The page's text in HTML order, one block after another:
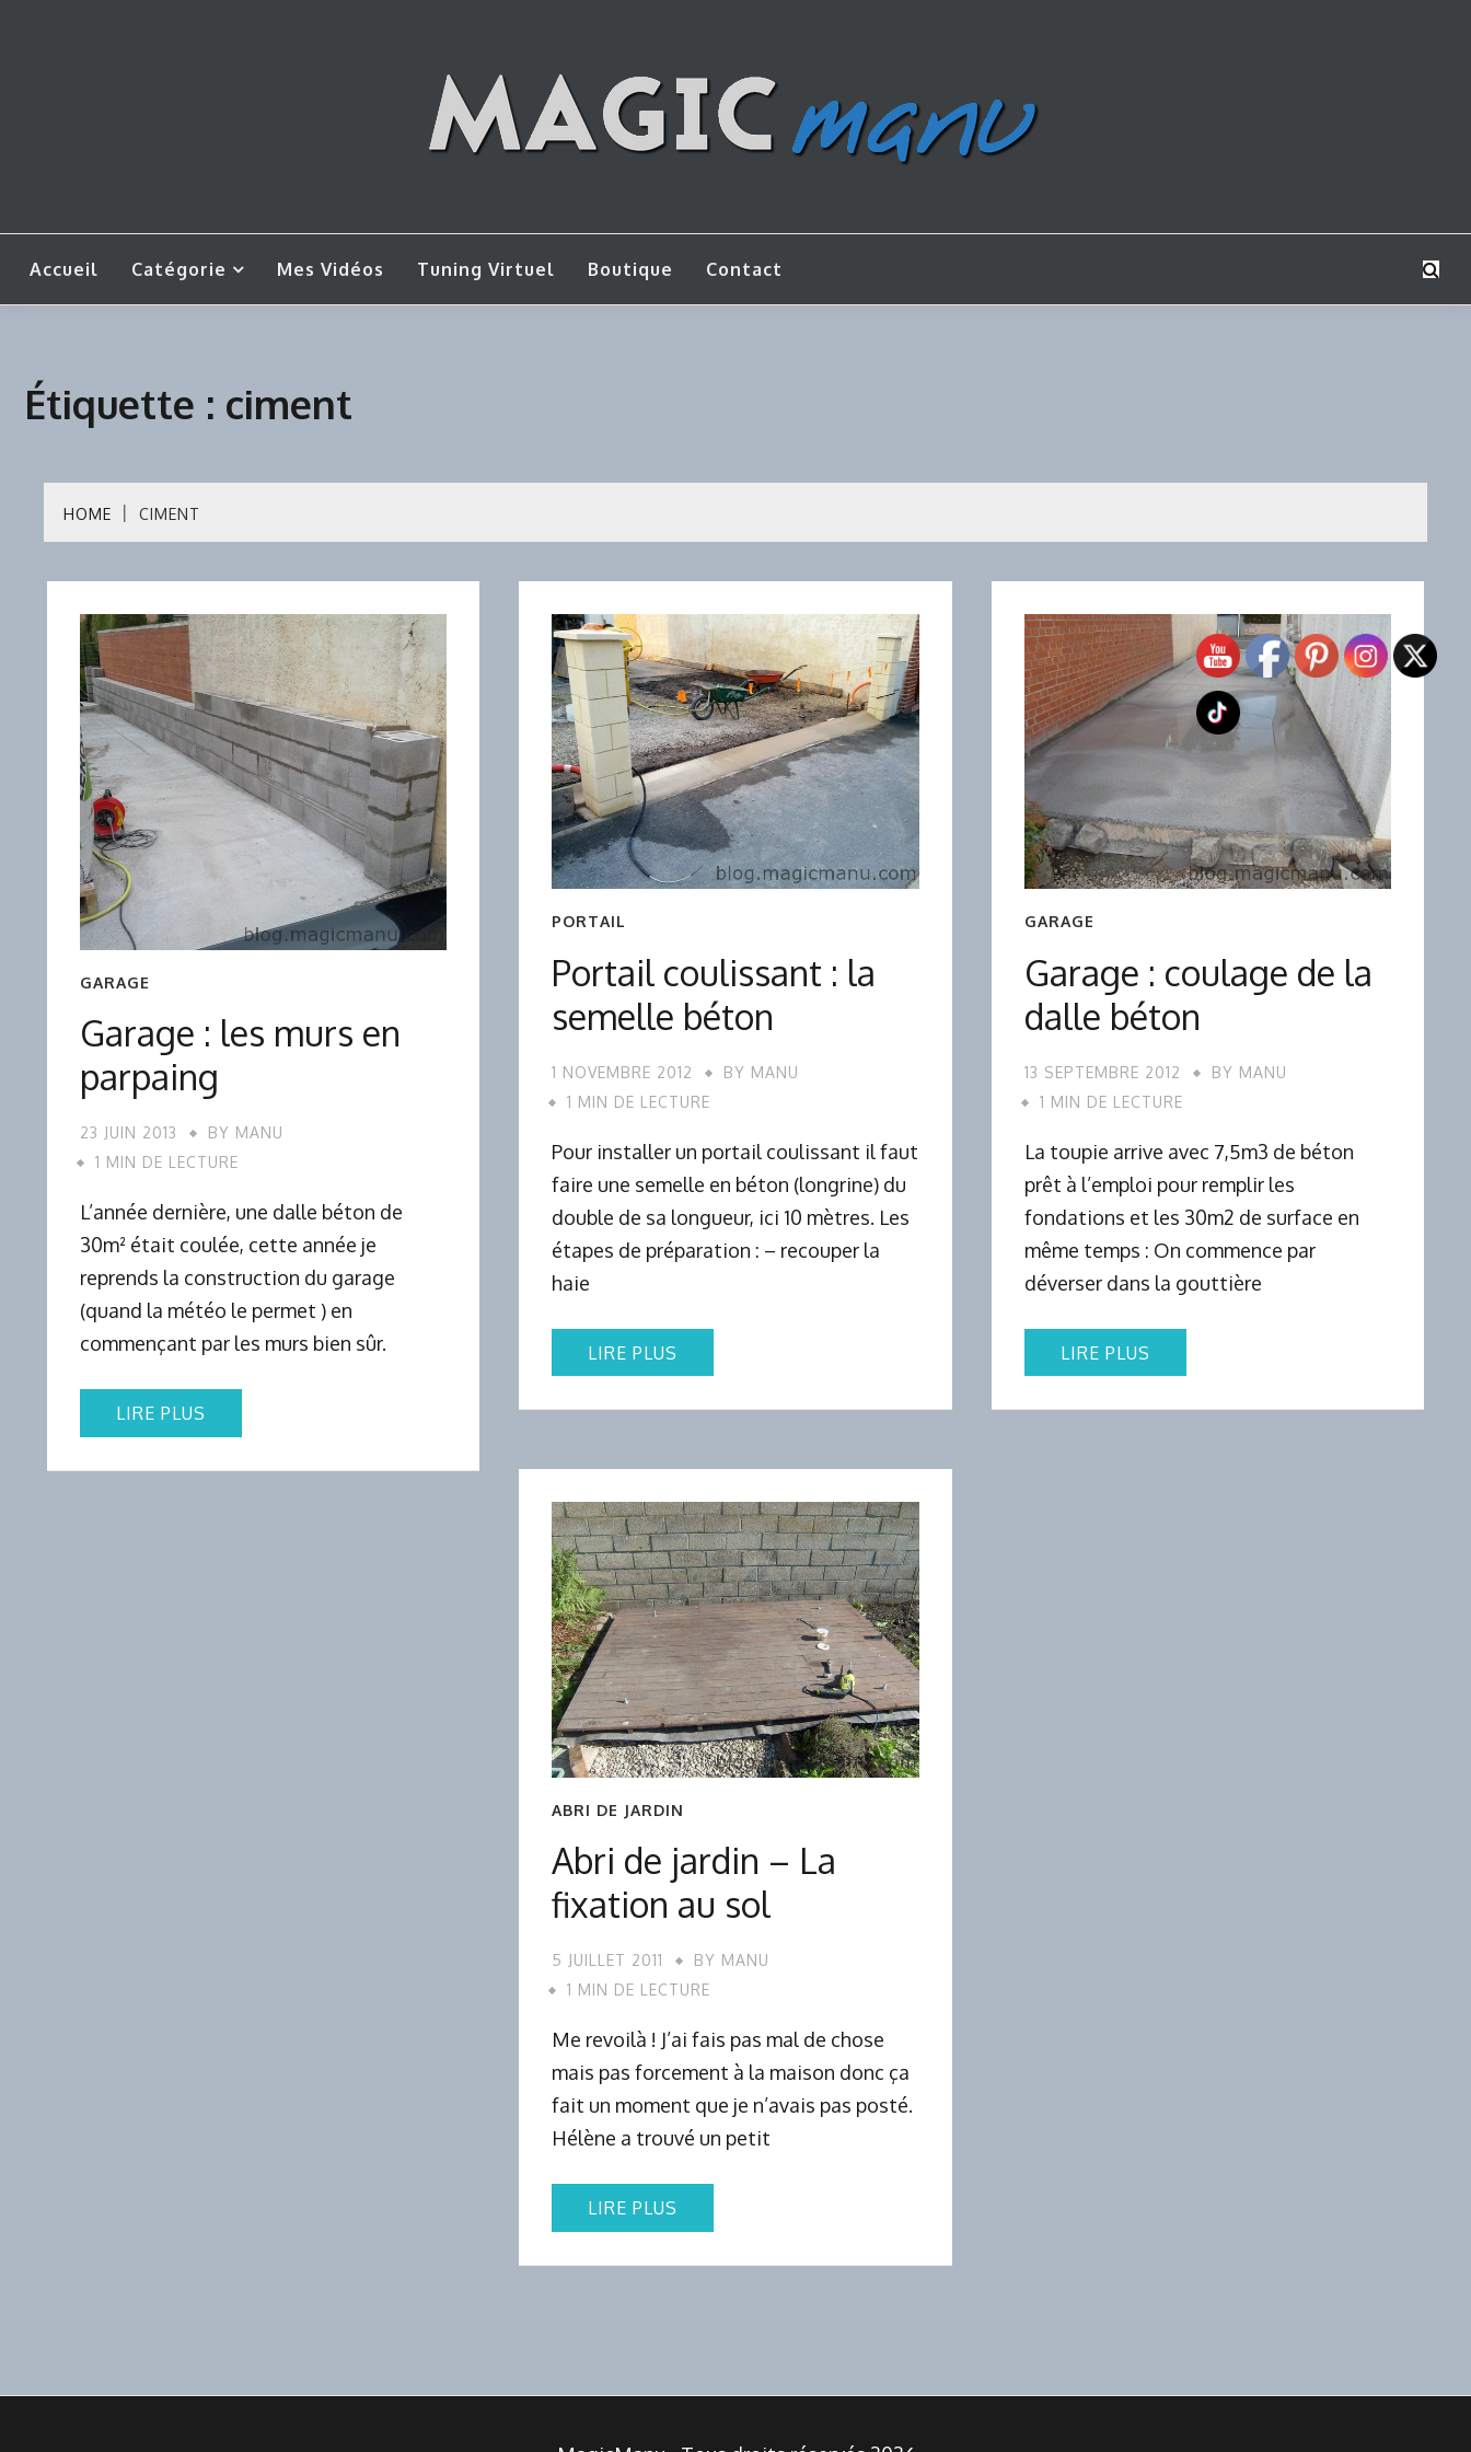
MAGICMANU
Accueil Catégorie Mes Vidéos Tuning Virtuel Boutique Contact
Étiquette : ciment
HOME CIMENT
GARAGE
Garage : les murs en
parpaing
23 JUIN 2013 BY MANU
1 MIN DE LECTURE
L’année dernière, une dalle béton de
30m² était coulée, cette année je
reprends la construction du garage
(quand la météo le permet ) en
commençant par les murs bien sûr.
LIRE PLUS
PORTAIL
Portail coulissant : la
semelle béton
1 NOVEMBRE 2012 BY MANU
1 MIN DE LECTURE
Pour installer un portail coulissant il faut
faire une semelle en béton (longrine) du
double de sa longueur, ici 10 mètres. Les
étapes de préparation : – recouper la
haie
LIRE PLUS
GARAGE
Garage : coulage de la
dalle béton
13 SEPTEMBRE 2012 BY MANU
1 MIN DE LECTURE
La toupie arrive avec 7,5m3 de béton
prêt à l’emploi pour remplir les
fondations et les 30m2 de surface en
même temps : On commence par
déverser dans la gouttière
LIRE PLUS
ABRI DE JARDIN
Abri de jardin – La
fixation au sol
5 JUILLET 2011 BY MANU
1 MIN DE LECTURE
Me revoilà ! J’ai fais pas mal de chose
mais pas forcement à la maison donc ça
fait un moment que je n’avais pas posté.
Hélène a trouvé un petit
LIRE PLUS